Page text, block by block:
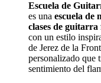
Escuela de
es una escuela de
clases de guitarra
con un estilo
de Jerez de la
personalizado que
sentimiento del